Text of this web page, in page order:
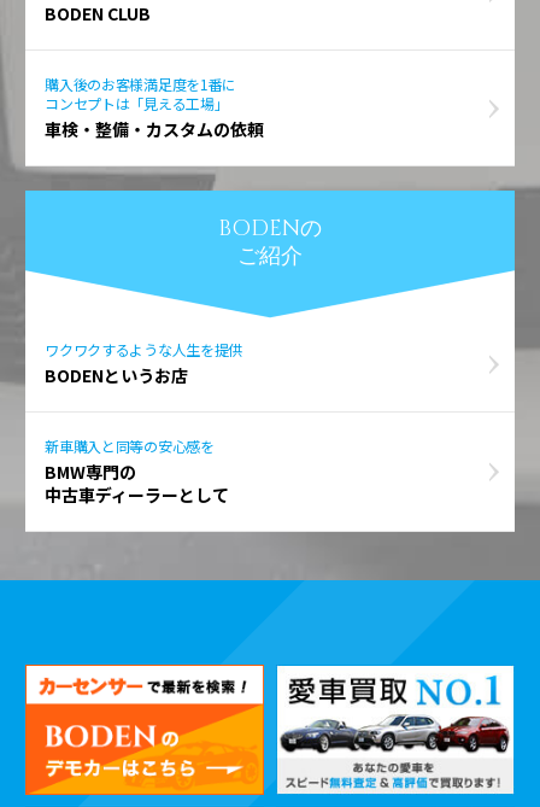
BODEN CLUB
購入後のお客様満足度を1番に
コンセプトは「見える工場」
車検・整備・カスタムの依頼
BODENの
ご紹介
ワクワクするような人生を提供
BODENというお店
新車購入と同等の安心感を
BMW専門の
中古車ディーラーとして